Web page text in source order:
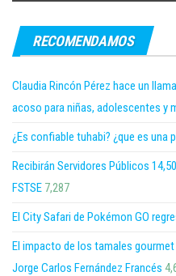
RECOMENDAMOS
Claudia Rincón Pérez hace un
acoso para niñas, adolescentes y
¿Es confiable tuhabi? ¿que es
Recibirán Servidores Públicos
FSTSE 7,287
El City Safari de Pokémon GO
El impacto de los tamales
Jorge Carlos Fernández Francés